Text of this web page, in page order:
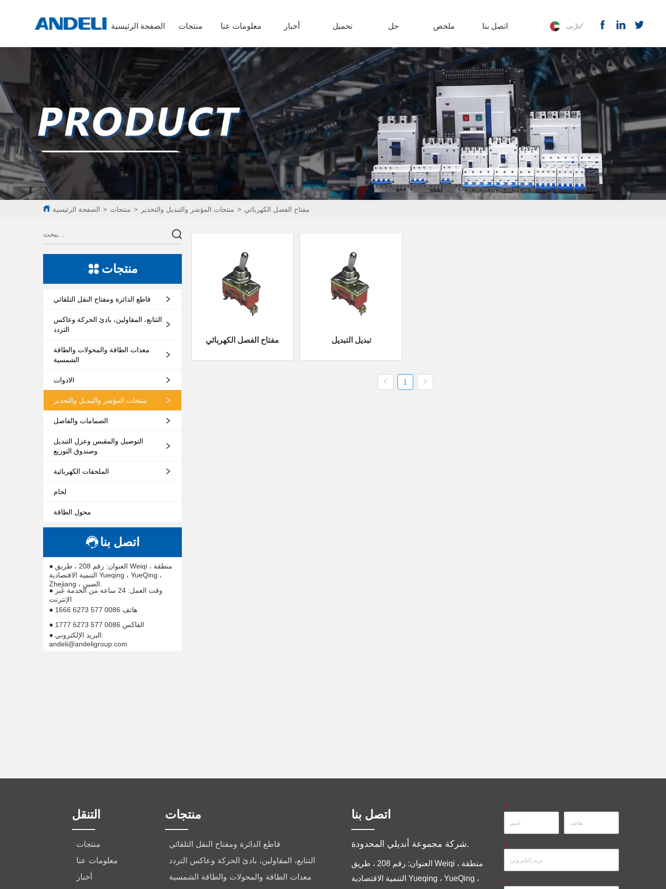
الصفحة الرئيسية منتجات معلومات عنا أخبار تحميل حل ملخص اتصل بنا عربى
الصفحة الرئيسية > منتجات > منتجات المؤشر والتبديل والتحذير > مفتاح الفصل الكهربائي
منتجات
قاطع الدائرة ومفتاح النقل التلقائي
التتابع، المقاولين، بادئ الحركة وعاكس
التردد
معدات الطاقة والمحولات والطاقة
الشمسية
الادوات
منتجات المؤشر والتبديل والتحذير
الصمامات والفاصل
التوصيل والمقبس وعزل التبديل
وصندوق التوزيع
الملحقات الكهربائية
لحام
محول الطاقة
اتصل بنا
● العنوان: رقم 208 ، طريق Weiqi ، منطقة
التنمية الاقتصادية Yueqing ، YueQing ،
● وقت العمل: 24 ساعة من الخدمة عبر
الإنترنت
● هاتف 0086 577 6273 1666
● الفاكس 0086 577 6273 1777
● البريد الإلكتروني:
andeli@andeligroup.com
مفتاح الفصل الكهربائي تبديل التبديل
1
التنقل
منتجات
معلومات عنا
أخبار
منتجات
قاطع الدائرة ومفتاح النقل التلقائي
التتابع، المقاولين، بادئ الحركة وعاكس التردد
معدات الطاقة والمحولات والطاقة الشمسية
اتصل بنا
شركة مجموعة أنديلي المحدودة.
العنوان: رقم 208 ، طريق Weiqi ، منطقة
التنمية الاقتصادية Yueqing ، YueQing ،
*
*
*